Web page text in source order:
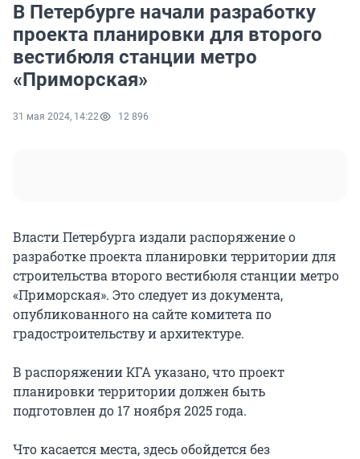
В Петербурге начали разработку
проекта планировки для второго
вестибюля станции метро
«Приморская»
31 мая 2024, 14:22 12 896
Власти Петербурга издали распоряжение о
разработке проекта планировки территории для
строительства второго вестибюля станции метро
«Приморская». Это следует из документа,
опубликованного на сайте комитета по
градостроительству и архитектуре.
В распоряжении КГА указано, что проект
планировки территории должен быть
подготовлен до 17 ноября 2025 года.
Что касается места, здесь обойдется без